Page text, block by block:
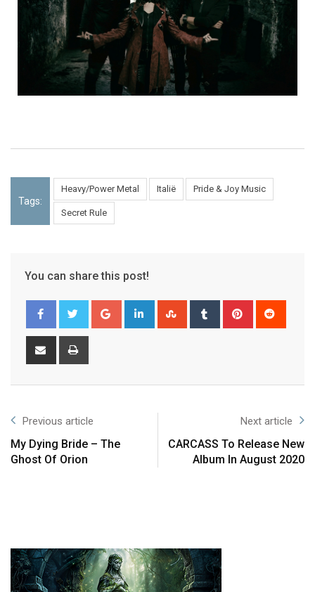
Tags:
Heavy/Power Metal Italië Pride & Joy Music
Secret Rule
You can share this post!
Previous article
My Dying Bride – The
Ghost Of Orion
Next article
CARCASS To Release New
Album In August 2020